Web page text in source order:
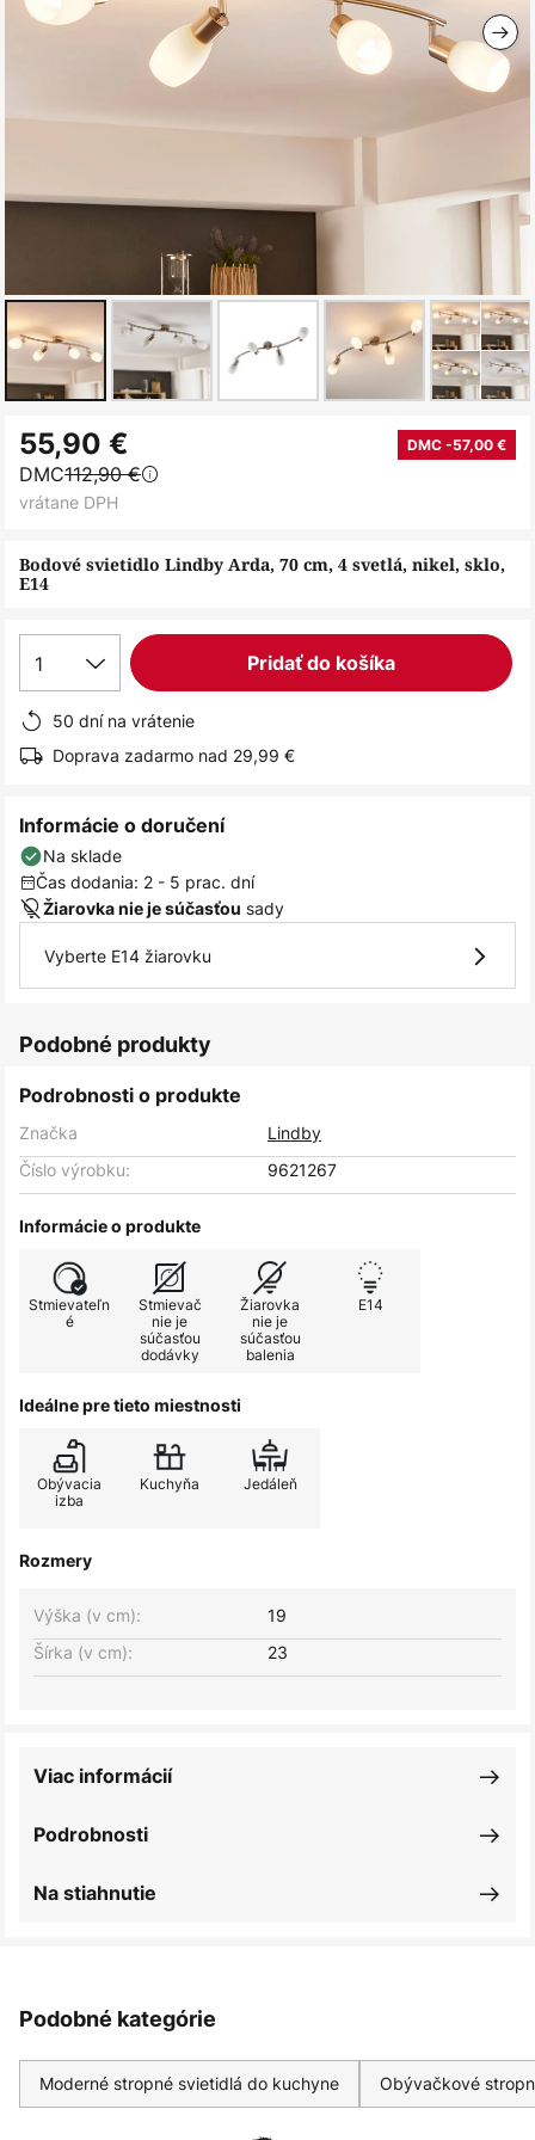
na
začiatok
galérie
Bodové svietidlo Lindby Arda, 70 cm, 4 svetlá, nikel, sklo,
E14
55,90 € DMC -57,00 €
DMC112,90 €
vrátane DPH
1 Pridať do košíka
50 dní na vrátenie
Doprava zadarmo nad 29,99 €
Informácie o doručení
Na sklade
Čas dodania: 2 - 5 prac. dní
Žiarovka nie je súčasťou sady
Vyberte E14 žiarovku
Podobné produkty
Podrobnosti o produkte
Značka
Lindby
Číslo výrobku:
9621267
Informácie o produkte
Stmievateľn
é
Stmievač
nie je
súčasťou
dodávky
Žiarovka
nie je
súčasťou
balenia
E14
Ideálne pre tieto miestnosti
Obývacia
izba
Kuchyňa Jedáleň
Rozmery
Šírka (v cm): 23
Výška (v cm): 19
Podrobnosti
Viac informácií
Na stiahnutie
Podobné kategórie
Moderné stropné svietidlá do kuchyne Obývačkové